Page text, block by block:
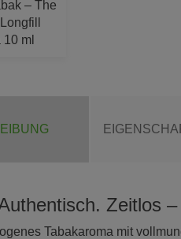
Zeitlos
Tabakaroma mit